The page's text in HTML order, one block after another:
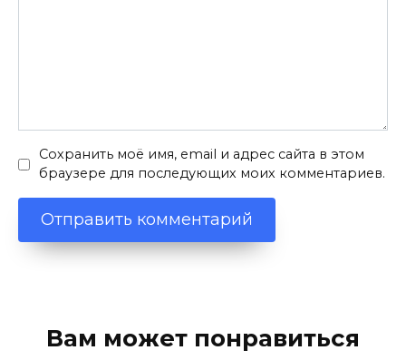
Сохранить моё имя, email и адрес сайта в этом
браузере для последующих моих комментариев.
Вам может понравиться